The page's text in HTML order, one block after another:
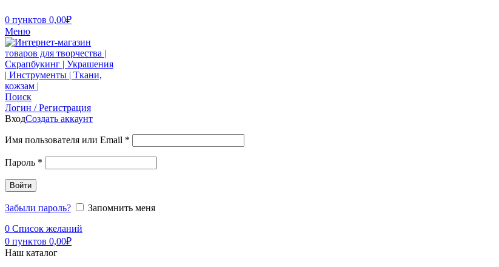
0 пунктов 0,00₽
Меню
Поиск
Логин / Регистрация
ВходСоздать аккаунт
Имя пользователя или Email *
Пароль *
Войти
Забыли пароль?
Запомнить меня
0 Список желаний
0 пунктов 0,00₽
Наш каталог